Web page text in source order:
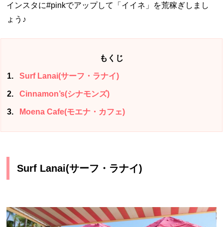
インスタに#pinkでアップして「イイネ」を荒稼ぎしまし
ょう♪
もくじ
1 Surf Lanai(サーフ・ラナイ)
2 Cinnamon’s(シナモンズ)
3 Moena Cafe(モエナ・カフェ)
Surf Lanai(サーフ・ラナイ)